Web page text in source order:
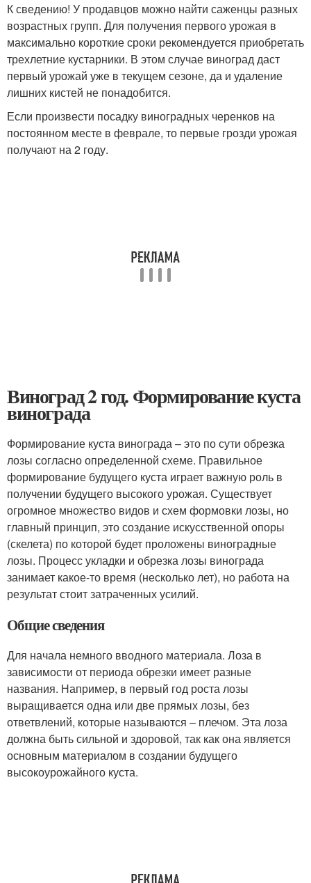
К сведению! У продавцов можно найти саженцы разных
возрастных групп. Для получения первого урожая в
максимально короткие сроки рекомендуется приобретать
трехлетние кустарники. В этом случае виноград даст
первый урожай уже в текущем сезоне, да и удаление
лишних кистей не понадобится.
Если произвести посадку виноградных черенков на
постоянном месте в феврале, то первые грозди урожая
получают на 2 году.
Виноград 2 год. Формирование куста
винограда
Формирование куста винограда – это по сути обрезка
лозы согласно определенной схеме. Правильное
формирование будущего куста играет важную роль в
получении будущего высокого урожая. Существует
огромное множество видов и схем формовки лозы, но
главный принцип, это создание искусственной опоры
(скелета) по которой будет проложены виноградные
лозы. Процесс укладки и обрезка лозы винограда
занимает какое-то время (несколько лет), но работа на
результат стоит затраченных усилий.
Общие сведения
Для начала немного вводного материала. Лоза в
зависимости от периода обрезки имеет разные
названия. Например, в первый год роста лозы
выращивается одна или две прямых лозы, без
ответвлений, которые называются – плечом. Эта лоза
должна быть сильной и здоровой, так как она является
основным материалом в создании будущего
высокоурожайного куста.